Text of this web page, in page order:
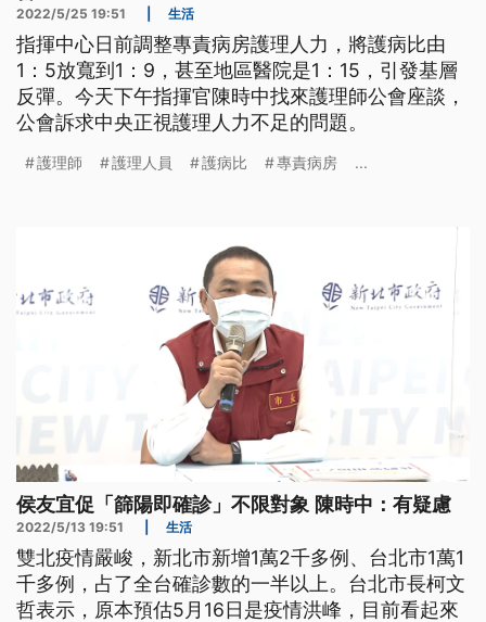
2022/5/25 19:51 生活
指揮中心日前調整專責病房護理人力，將護病比由
1：5放寬到1：9，甚至地區醫院是1：15，引發基層
反彈。今天下午指揮官陳時中找來護理師公會座談，
公會訴求中央正視護理人力不足的問題。
護理師 護理人員 護病比 專責病房 ...
侯友宜促「篩陽即確診」不限對象 陳時中：有疑慮
2022/5/13 19:51 生活
雙北疫情嚴峻，新北市新增1萬2千多例、台北市1萬1
千多例，占了全台確診數的一半以上。台北市長柯文
哲表示，原本預估5月16日是疫情洪峰，目前看起來